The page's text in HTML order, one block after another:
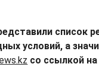
список
условий, а
со ссылкой на